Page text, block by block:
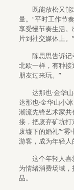
既能放松又
量。“平时工作节
享受慢节奏生活
片到社交媒体上。
陈思思告诉记
北欧一样，有种
朋友过来玩。”
达那也·金华
达那也·金华山小
潮流先锋艺术家
接，把废弃矿坑打
废墟下的婚礼”“
游客，成为年轻人
这个年轻人喜
为情绪消费场域
品。